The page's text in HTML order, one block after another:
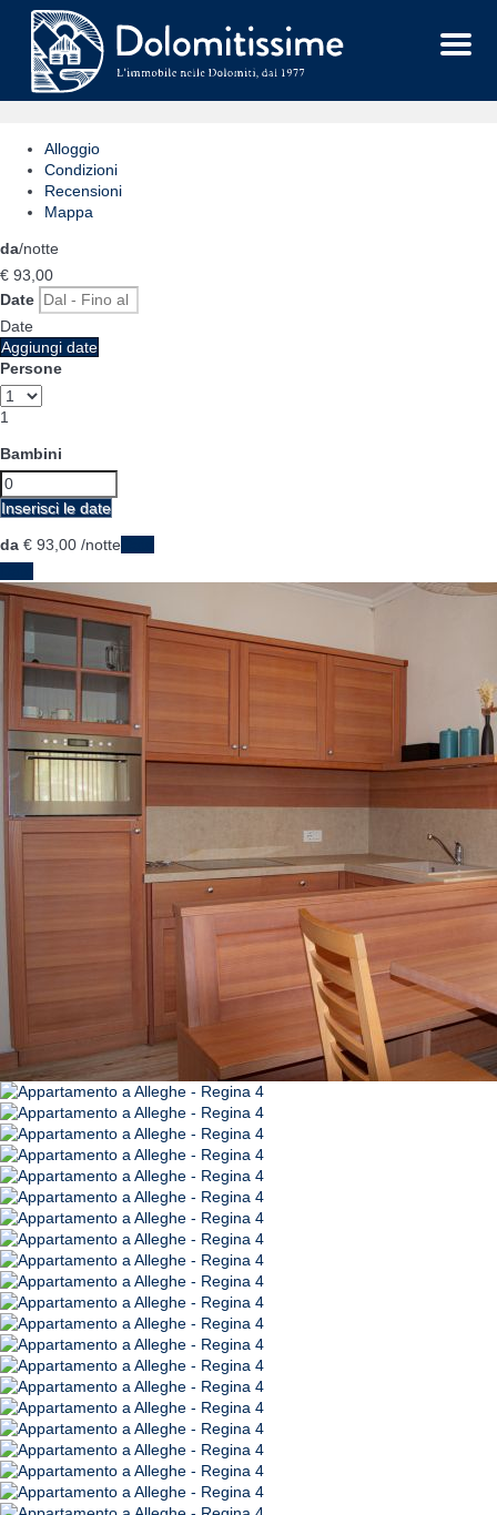
Menu
Alloggio
Condizioni
Recensioni
Mappa
da/notte
€ 93, 00
Date
Date
Aggiungi date
Persone
1
Bambini
Inserisci le date
da € 93, 00 /notte